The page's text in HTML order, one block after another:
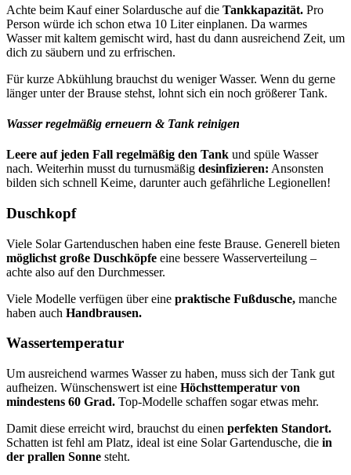
Achte beim Kauf einer Solardusche auf die Tankkapazität. Pro
Person würde ich schon etwa 10 Liter einplanen. Da warmes
Wasser mit kaltem gemischt wird, hast du dann ausreichend Zeit, um
dich zu säubern und zu erfrischen.
Für kurze Abkühlung brauchst du weniger Wasser. Wenn du gerne
länger unter der Brause stehst, lohnt sich ein noch größerer Tank.
Wasser regelmäßig erneuern & Tank reinigen
Leere auf jeden Fall regelmäßig den Tank und spüle Wasser
nach. Weiterhin musst du turnusmäßig desinfizieren: Ansonsten
bilden sich schnell Keime, darunter auch gefährliche Legionellen!
Duschkopf
Viele Solar Gartenduschen haben eine feste Brause. Generell bieten
möglichst große Duschköpfe eine bessere Wasserverteilung –
achte also auf den Durchmesser.
Viele Modelle verfügen über eine praktische Fußdusche, manche
haben auch Handbrausen.
Wassertemperatur
Um ausreichend warmes Wasser zu haben, muss sich der Tank gut
aufheizen. Wünschenswert ist eine Höchsttemperatur von
mindestens 60 Grad. Top-Modelle schaffen sogar etwas mehr.
Damit diese erreicht wird, brauchst du einen perfekten Standort.
Schatten ist fehl am Platz, ideal ist eine Solar Gartendusche, die in
der prallen Sonne steht.